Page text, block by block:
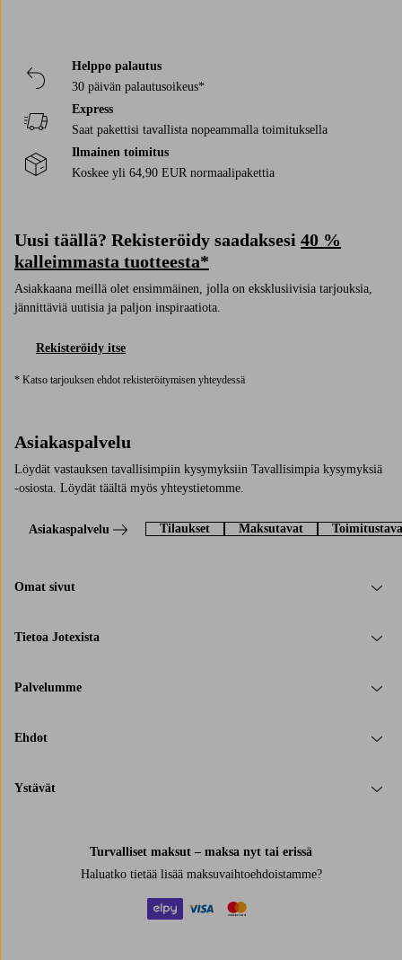
Helppo palautus
30 päivän palautusoikeus*
Express
Saat pakettisi tavallista nopeammalla toimituksella
Ilmainen toimitus
Koskee yli 64,90 EUR normaalipakettia
Uusi täällä? Rekisteröidy saadaksesi 40 %
kalleimmasta tuotteesta*
Asiakkaana meillä olet ensimmäinen, jolla on eksklusiivisia tarjouksia,
jännittäviä uutisia ja paljon inspiraatiota.
Rekisteröidy itse
* Katso tarjouksen ehdot rekisteröitymisen yhteydessä
Asiakaspalvelu
Löydät vastauksen tavallisimpiin kysymyksiin Tavallisimpia kysymyksiä
-osiosta. Löydät täältä myös yhteystietomme.
Asiakaspalvelu Tilaukset Maksutavat
Omat sivut
Tietoa Jotexista
Palvelumme
Ehdot
Ystävät
Turvalliset maksut – maksa nyt tai erissä
Haluatko tietää lisää maksuvaihtoehdoistamme?